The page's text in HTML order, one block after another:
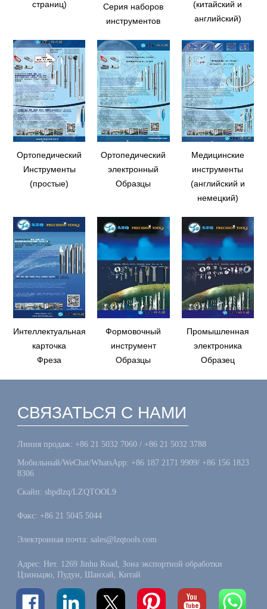
страниц)
Серия наборов
инструментов
(китайский и
английский)
Ортопедический
Инструменты
(простые)
Ортопедический
электронный
Образцы
Медицинские
инструменты
(английский и
немецкий)
Интеллектуальная
карточка
Фреза
Формовочный
инструмент
Образцы
Промышленная
электроника
Образец
СВЯЗАТЬСЯ С НАМИ
Линия продаж: +86 21 5032 7060 / +86 21 5032 3788
Мобильный/WeChat/WhatsApp: +86 187 2171 9909/ +86 156 1823
8306
Скайп: shpdlzq/LZQTOOL9
Факс: +86 21 5045 5044
Электронная почта: sales@lzqtools.com
Адрес: Нет. 1269 Jinhu Road, Зона экспортной обработки
Цзиньцяо, Пудун, Шанхай, Китай